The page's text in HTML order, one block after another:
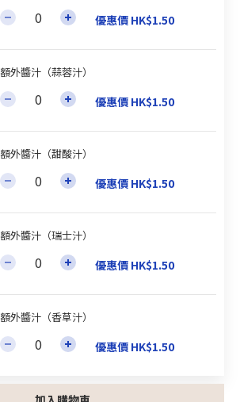
優惠價 HK$1.50
額外醬汁（蒜蓉汁）
優惠價 HK$1.50
額外醬汁（甜酸汁）
優惠價 HK$1.50
額外醬汁（瑞士汁）
優惠價 HK$1.50
額外醬汁（香草汁）
優惠價 HK$1.50